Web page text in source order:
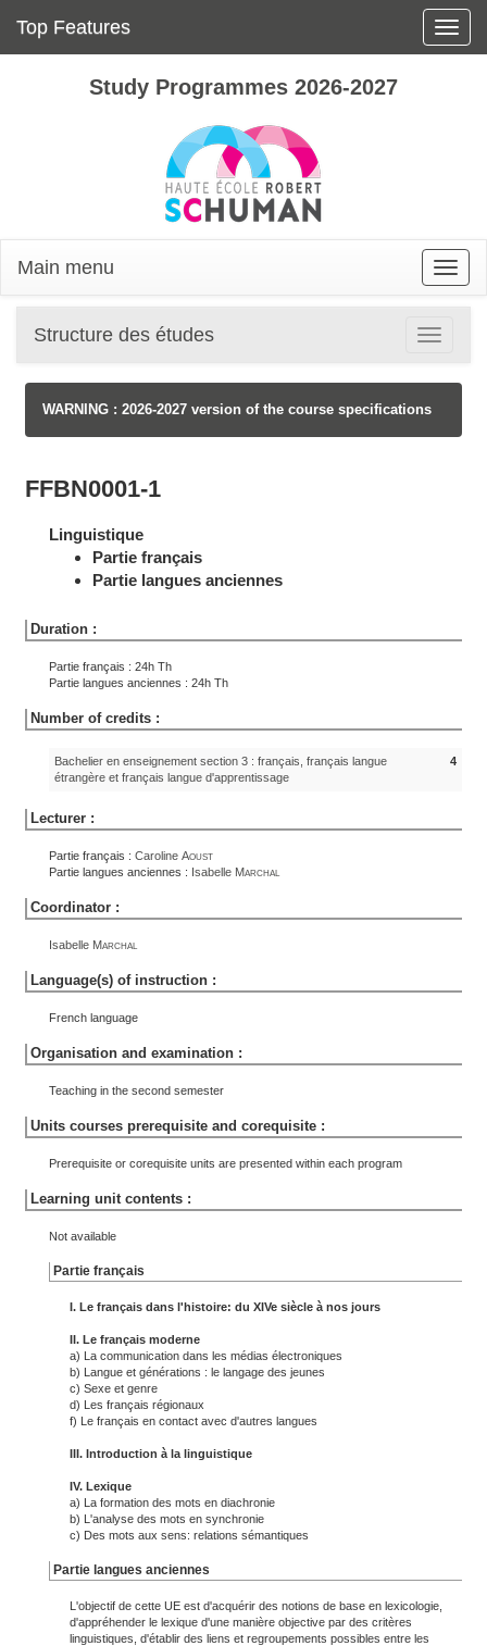
Toggle
Top Features
Study Programmes 2026-2027
Toggle
Main menu
Toggle
Structure des études
WARNING : 2026-2027 version of the course specifications
FFBN0001-1
Linguistique
Partie français
Partie langues anciennes
Duration :
Partie français : 24h Th
Partie langues anciennes : 24h Th
Number of credits :
Bachelier en enseignement section 3 : français, français langue
étrangère et français langue d'apprentissage
4
Lecturer :
Partie français : Caroline Aoust
Partie langues anciennes : Isabelle Marchal
Coordinator :
Isabelle Marchal
Language(s) of instruction :
French language
Organisation and examination :
Teaching in the second semester
Units courses prerequisite and corequisite :
Prerequisite or corequisite units are presented within each program
Learning unit contents :
Not available
Partie français
I. Le français dans l'histoire: du XIVe siècle à nos jours
II. Le français moderne
a) La communication dans les médias électroniques
b) Langue et générations : le langage des jeunes
c) Sexe et genre
d) Les français régionaux
f) Le français en contact avec d'autres langues
III. Introduction à la linguistique
IV. Lexique
a) La formation des mots en diachronie
b) L'analyse des mots en synchronie
c) Des mots aux sens: relations sémantiques
Partie langues anciennes
L'objectif de cette UE est d'acquérir des notions de base en lexicologie,
d'appréhender le lexique d'une manière objective par des critères
linguistiques, d'établir des liens et regroupements possibles entre les